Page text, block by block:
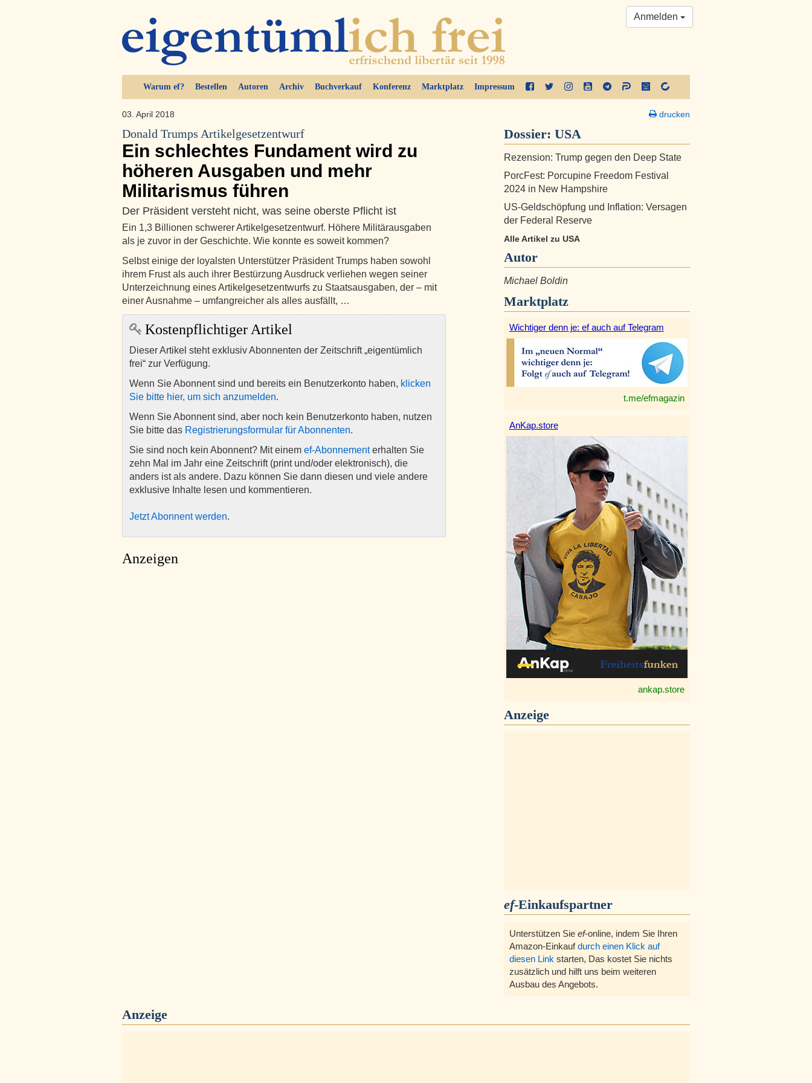
Warum ef? Bestellen Autoren Archiv Buchverkauf Konferenz Marktplatz Impressum
Anmelden
03. April 2018
Donald Trumps Artikelgesetzentwurf
Ein schlechtes Fundament wird zu
höheren Ausgaben und mehr
Militarismus führen
Der Präsident versteht nicht, was seine oberste Pflicht ist
Ein 1,3 Billionen schwerer Artikelgesetzentwurf. Höhere Militärausgaben
als je zuvor in der Geschichte. Wie konnte es soweit kommen?
Selbst einige der loyalsten Unterstützer Präsident Trumps haben sowohl
ihrem Frust als auch ihrer Bestürzung Ausdruck verliehen wegen seiner
Unterzeichnung eines Artikelgesetzentwurfs zu Staatsausgaben, der – mit
einer Ausnahme – umfangreicher als alles ausfällt, …
Kostenpflichtiger Artikel
Dieser Artikel steht exklusiv Abonnenten der Zeitschrift „eigentümlich
frei“ zur Verfügung.
Wenn Sie Abonnent sind und bereits ein Benutzerkonto haben, klicken
Sie bitte hier, um sich anzumelden.
Wenn Sie Abonnent sind, aber noch kein Benutzerkonto haben, nutzen
Sie bitte das Registrierungsformular für Abonnenten.
Sie sind noch kein Abonnent? Mit einem ef-Abonnementerhalten Sie
zehn Mal im Jahr eine Zeitschrift (print und/oder elektronisch), die
anders ist als andere. Dazu können Sie dann diesen und viele andere
exklusive Inhalte lesen und kommentieren.
Jetzt Abonnent werden.
Anzeigen
drucken
Dossier: USA
Rezension: Trump gegen den Deep State
PorcFest: Porcupine Freedom Festival
2024 in New Hampshire
US-Geldschöpfung und Inflation: Versagen
der Federal Reserve
Alle Artikel zu USA
Autor
Michael Boldin
Marktplatz
Wichtiger denn je: ef auch auf Telegram
t.me/efmagazin
AnKap.store
ankap.store
Anzeige
ef-Einkaufspartner
Unterstützen Sie ef-online, indem Sie Ihren
Amazon-Einkaufdurch einen Klick auf
diesen Link starten, Das kostet Sie nichts
zusätzlich und hilft uns beim weiteren
Ausbau des Angebots.
Anzeige